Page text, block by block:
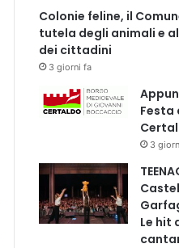
Colonie feline, il
tutela degli animali e
dei cittadini
3 giorni fa
Festa
3
Le hit